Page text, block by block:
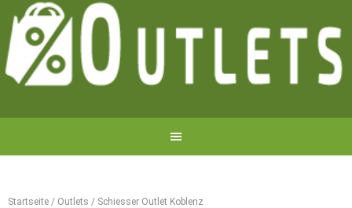
Startseite / Outlets / Schiesser Outlet Koblenz